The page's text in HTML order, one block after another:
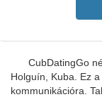
CubDatingGo
Holguín, Kuba. Ez
kommunikációra.